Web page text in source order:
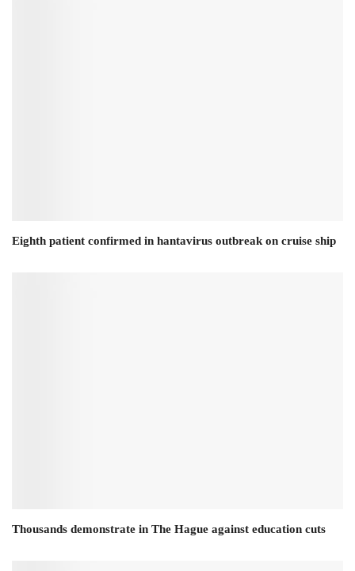
Eighth patient confirmed in hantavirus outbreak on cruise ship
Thousands demonstrate in The Hague against education cuts